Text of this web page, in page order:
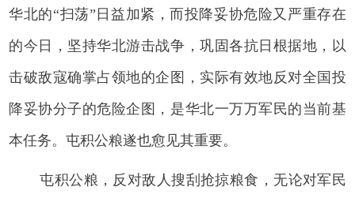
华北的“扫荡”日益加紧，而投降妥协危险又严重存在
的今日，坚持华北游击战争，巩固各抗日根据地，以
击破敌寇确掌占领地的企图，实际有效地反对全国投
降妥协分子的危险企图，是华北一万万军民的当前基
本任务。屯积公粮遂也愈见其重要。
屯积公粮，反对敌人搜刮抢掠粮食，无论对军民